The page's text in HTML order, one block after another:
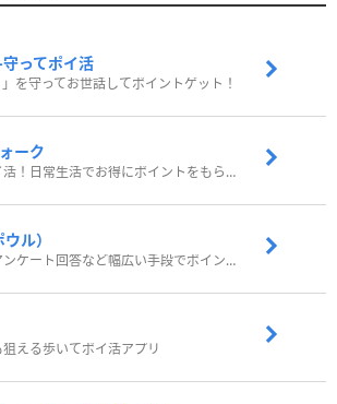
守ってポイ活
」を守ってお世話してポイントゲット！
ーク
歩いてポイ活！日常生活でお得にポイントをもらおう
ル）
歩いたりアンケート回答など幅広い手段でポイントをゲット
える歩いてポイ活アプリ